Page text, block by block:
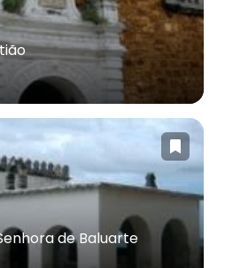
de Baluarte